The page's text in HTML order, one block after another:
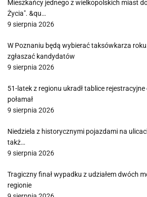
Mieszkańcy jednego z wielkopolskich miast
Życia". &qu…
9 sierpnia 2026
W Poznaniu będą wybierać taksówkarza
zgłaszać kandydatów
9 sierpnia 2026
51-latek z regionu ukradł tablice
połamał
9 sierpnia 2026
Niedziela z historycznymi pojazdami na
takż…
9 sierpnia 2026
Tragiczny finał wypadku z udziałem dwóch
regionie